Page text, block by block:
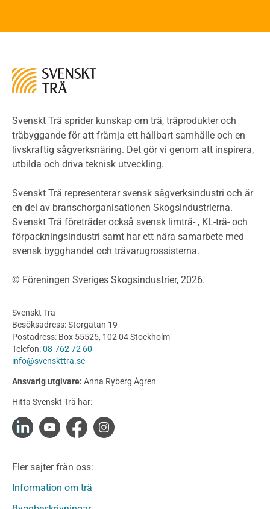
Miljöeffekter
LCA
Miljödeklarationer och märkning
Termer och förkortningar
Planering
Klimatkalkylator hallar
Projektering av trähus - generellt
Byggsystem
Fasadsystem i skivmaterial
Bullerskärmar och andra utomhuskonstruktioner
Byggnation och utförande
Utförande
Produkter
Konstruktionsvirke
Konstruktionsvirke Behandlat
Konstruktionsvirke Fingerskarvat
Konstruktionsvirke Fingerskarvat Obehandlat
Limträ
Fanerträ
Fanerträ Obehandlat
Svenskt Trä sprider kunskap om trä, träprodukter och
träbyggande för att främja ett hållbart samhälle och en
livskraftig sågverksnäring. Det gör vi genom att inspirera,
utbilda och driva teknisk utveckling.
Svenskt Trä representerar svensk sågverksindustri och är
en del av branschorganisationen Skogsindustrierna.
Svenskt Trä företräder också svensk limträ- , KL-trä- och
förpackningsindustri samt har ett nära samarbete med
svensk bygghandel och trävarugrossisterna.
© Föreningen Sveriges Skogsindustrier, 2026.
Svenskt Trä
Besöksadress: Storgatan 19
Postadress: Box 55525, 102 04 Stockholm
Telefon:08-762 72 60
info@svenskttra.se
Ansvarig utgivare: Anna Ryberg Ågren
Hitta Svenskt Trä här:
Fler sajter från oss:
Information om trä